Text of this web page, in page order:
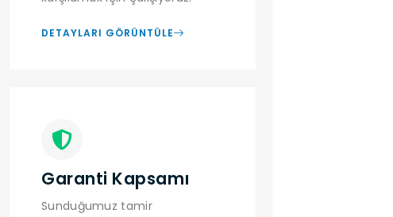
DETAYLARI GÖRÜNTÜLE
Garanti Kapsamı
Sunduğumuz tamir